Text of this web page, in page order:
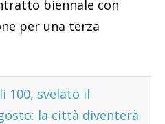
biennale con
per una terza
100, svelato il
la città diventerà